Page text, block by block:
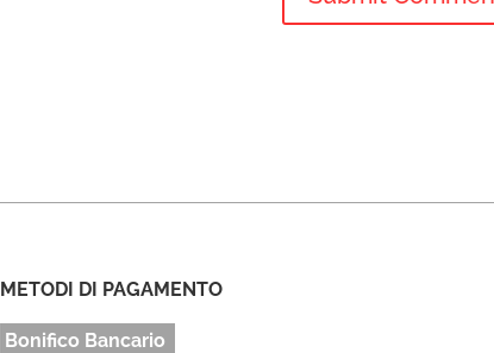
METODI DI PAGAMENTO
Bonifico Bancario